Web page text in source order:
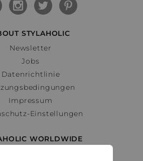
STYLAHOLIC
Newsletter
Jobs
Datenrichtlinie
Impressum
Einstellungen
WORLDWIDE